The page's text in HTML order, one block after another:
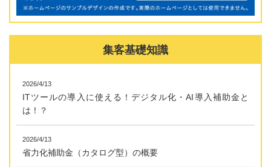
集客基礎知識
2026/4/13
ITツールの導入に使える！デジタル化・AI導入補助金と
は！？
2026/4/13
省力化補助金（カタログ型）の概要